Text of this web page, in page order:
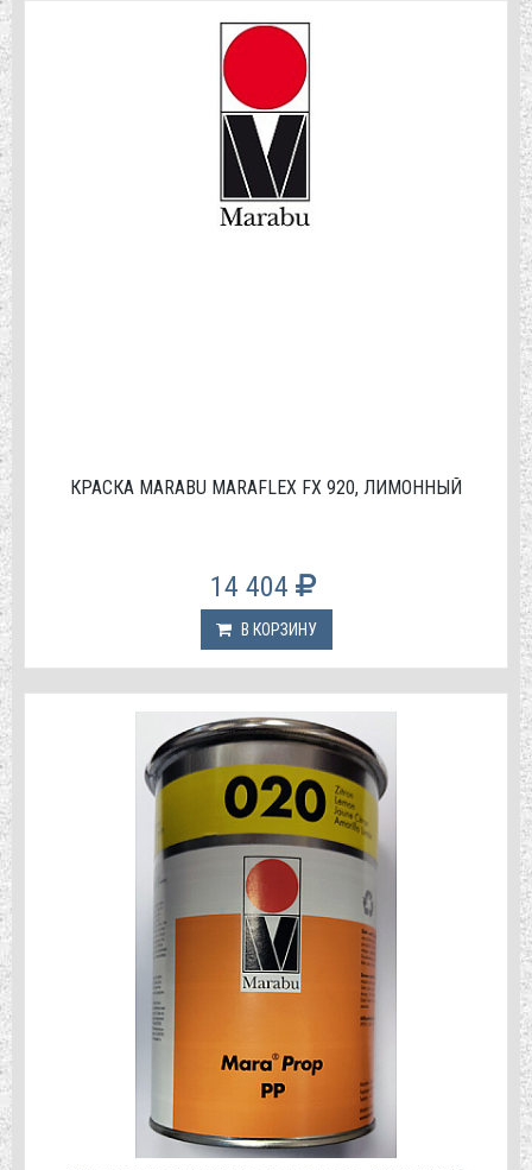
КРАСКА МАRABU MARAFLEX FX 920, ЛИМОННЫЙ
14 404
В КОРЗИНУ